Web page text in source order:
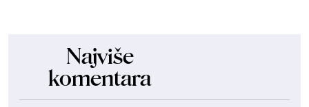
Najviše
komentara